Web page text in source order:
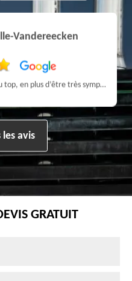
Vandereecken
De très bon conseil et expertise au top, en plus d’être très sympathique, je recommande! Nous avons été bien aidés et renseignés sur quoi faire de notre insert et son entretien futur, merci :)
avis
GRATUIT